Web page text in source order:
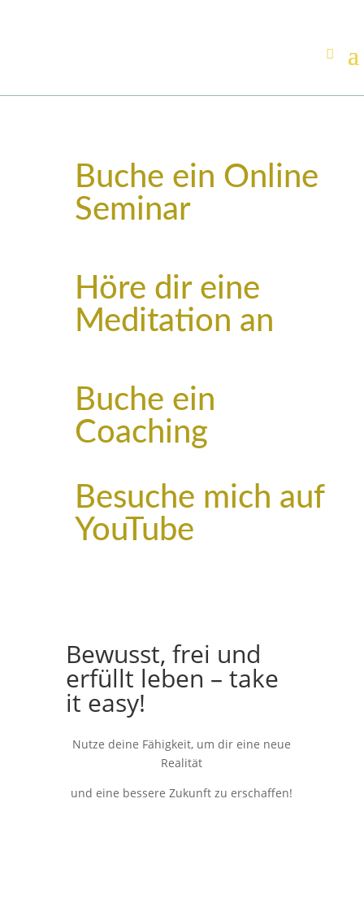
Buche ein Online
Seminar
Höre dir eine
Meditation an
Buche ein
Coaching
Besuche mich auf
YouTube
Bewusst, frei und
erfüllt leben – take
it easy!
Nutze deine Fähigkeit, um dir eine neue
Realität
und eine bessere Zukunft zu erschaffen!